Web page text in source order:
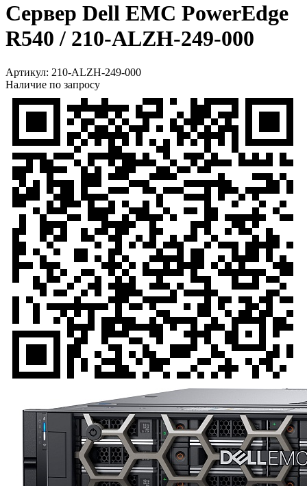
Сервер Dell EMC PowerEdge
R540 / 210-ALZH-249-000
Артикул: 210-ALZH-249-000
Наличие по запросу